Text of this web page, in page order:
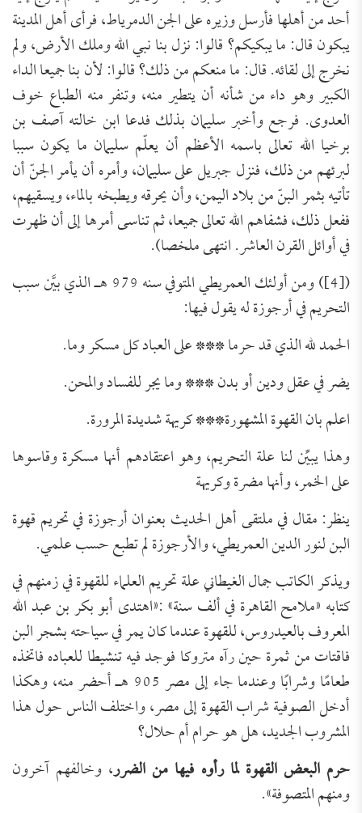
أحد من أهلها فأرسل وزيره على الجن الدمرياط، فرأى أهل المدينة
يبكون قال: ما يبكيكم؟ قالوا: نزل بنا نبي الله وملك الأرض، ولم
نخرج إلى لقائه. قال: ما منعكم من ذلك؟ قالوا: لأن بنا جميعا الداء
الكبير وهو داء من شأنه أن يتطير منه، وتنفر منه الطباع خوف
العدوى. فرجع وأخبر سليمان بذلك فدعا ابن خالته آصف بن
برخيا الله تعالى باسمه الأعظم أن يعلّم سليمان ما يكون سببا
لبرئهم من ذلك، فنزل جبريل على سليمان، وأمره أن يأمر الجنّ أن
تأتيه بثمر البنّ من بلاد اليمن، وأن يحرقه ويطبخه بالماء، ويسقيهم،
ففعل ذلك، فشفاهم الله تعالى جميعا، ثم تناسى أمرها إلى أن ظهرت
في أوائل القرن العاشر. انتهى ملخصا).
([4]) ومن أولئك العمريطي المتوفي سنه 979 هـ الذي بيَّن سبب
التحريم في أرجوزة له يقول فيها:
الحمد لله الذي قد حرما *** على العباد كل مسكر وما.
يضر في عقل ودين أو بدن *** وما يجر للفساد والمحن.
اعلم بان القهوة المشهورة*** كريهة شديدة المرورة.
وهذا يبيِّن لنا علة التحريم، وهو اعتقادهم أنها مسكرة وقاسوها
على الخمر، وأنها مضرة وكريهة
ينظر: مقال في ملتقى أهل الحديث بعنوان أرجوزة في تحريم قهوة
البن لنور الدين العمريطي، والأرجوزة لم تطبع حسب علمي.
ويذكر الكاتب جمال الغيطاني علة تحريم العلماء للقهوة في زمنهم في
كتابه «ملامح القاهرة في ألف سنة» :«اهتدى أبو بكر بن عبد الله
المعروف بالعيدروس، للقهوة عندما كان يمر في سياحته بشجر البن
فاقتات من ثمرة حين رآه متروكا فوجد فيه تنشيطا للعباده فاتخذه
طعامًا وشرابًا وعندما جاء إلى مصر 905 هـ أحضر منه، وهكذا
أدخل الصوفية شراب القهوة إلى مصر، واختلف الناس حول هذا
المشروب الجديد، هل هو حرام أم حلال؟
حرم البعض القهوة لما رأوه فيها من الضرر، وخالفهم آخرون
ومنهم المتصوفة».